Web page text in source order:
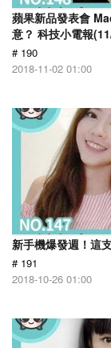
蘋果新品發表會
意？ 科技小電報
# 190
2018-11-02 01:00
新手機爆發週！這
# 191
2018-10-26 01:00